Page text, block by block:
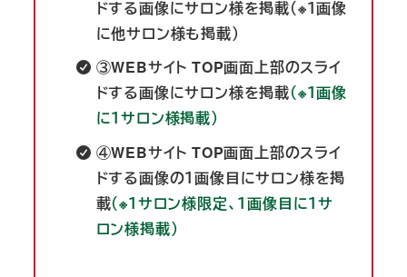
ドする画像にサロン様を掲載（※１画像
に他サロン様も掲載）
③WEBサイト TOP画面上部のスライ
ドする画像にサロン様を掲載（※１画像
に１サロン様掲載）
④WEBサイト TOP画面上部のスライ
ドする画像の１画像目にサロン様を掲
載（※１サロン様限定、１画像目に１サ
ロン様掲載）